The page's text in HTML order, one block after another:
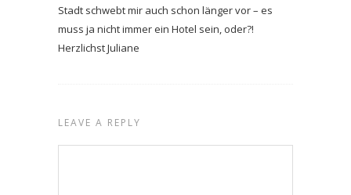
Stadt schwebt mir auch schon länger vor – es
muss ja nicht immer ein Hotel sein, oder?!
Herzlichst Juliane
LEAVE A REPLY